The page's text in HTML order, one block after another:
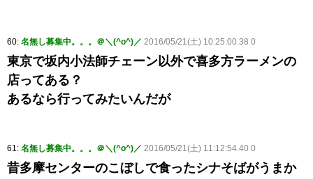
60: 名無し募集中。。。＠＼(^o^)／ 2016/05/21(土) 10:25:00.38 0
東京で坂内小法師チェーン以外で喜多方ラーメンの
店ってある？
あるなら行ってみたいんだが
61: 名無し募集中。。。＠＼(^o^)／ 2016/05/21(土) 11:12:54.40 0
昔多摩センターのこぼしで食ったシナそばがうまか